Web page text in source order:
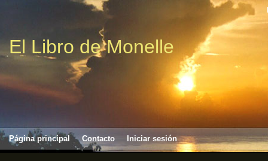
El Libro de Monelle
Página principal Contacto Iniciar sesión